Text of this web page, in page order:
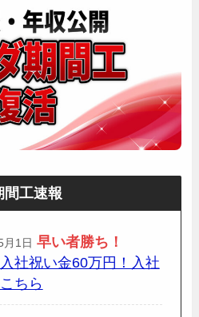
間工速報
月1日 早い者勝ち！
社祝い金60万円！入社
ちら